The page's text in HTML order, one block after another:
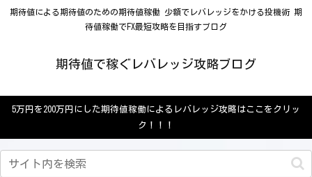
期待値による期待値のための期待値稼働 少額でレバレッジをかける投機術 期
待値稼働でFX最短攻略を目指すブログ
期待値で稼ぐレバレッジ攻略ブログ
5万円を200万円にした期待値稼働によるレバレッジ攻略はここをクリッ
ク！！！